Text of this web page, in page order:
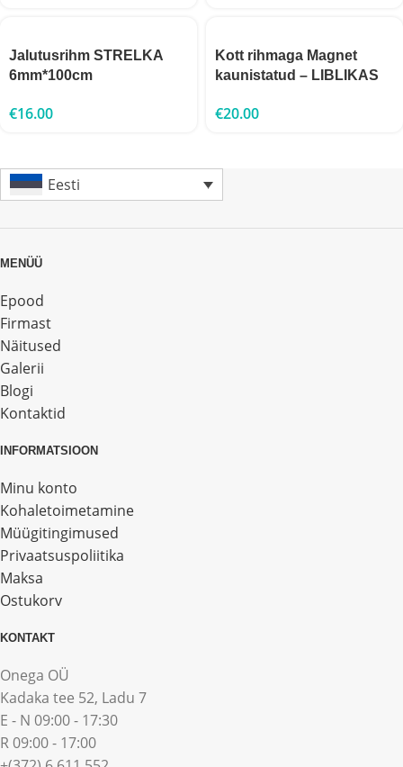
Jalutusrihm STRELKA
6mm*100cm
€16.00
Kott rihmaga Magnet
kaunistatud – LIBLIKAS
€20.00
Eesti
MENÜÜ
Epood
Firmast
Näitused
Galerii
Blogi
Kontaktid
INFORMATSIOON
Minu konto
Kohaletoimetamine
Müügitingimused
Privaatsuspoliitika
Maksa
Ostukorv
KONTAKT
Onega OÜ
Kadaka tee 52, Ladu 7
E - N 09:00 - 17:30
R 09:00 - 17:00